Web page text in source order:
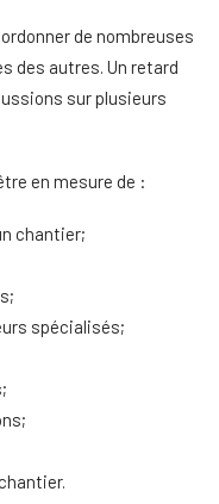
de nombreuses
des autres. Un retard
sur plusieurs
en mesure de :
chantier;
spécialisés;